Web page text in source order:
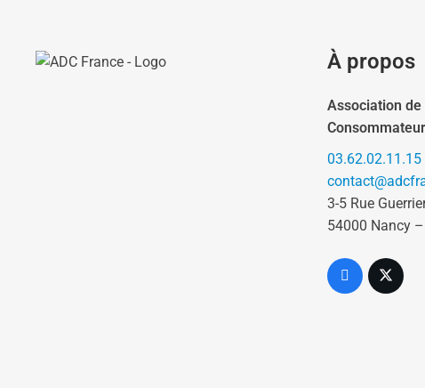
À propos
Association
03.62.02.11.15
3-5 Rue
54000 Nancy